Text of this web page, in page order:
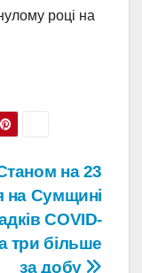
році на
на 23
на Сумщині
COVID-
три більше
за добу